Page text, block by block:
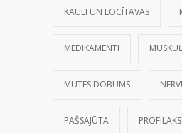
KAULI UN LOCĪTAVAS
MEDIKAMENTI
MUTES DOBUMS
PAŠSAJŪTA